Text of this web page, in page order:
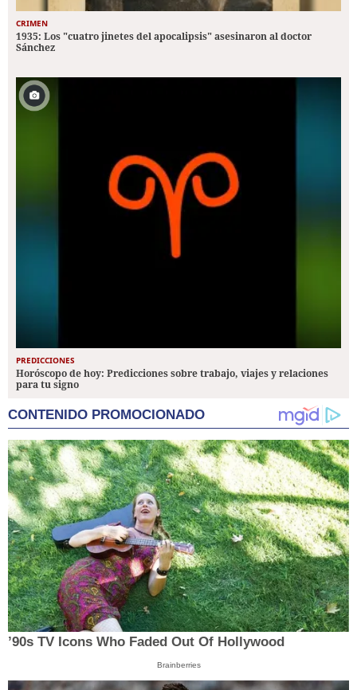
CRIMEN
1935: Los "cuatro jinetes del apocalipsis" asesinaron al doctor
Sánchez
PREDICCIONES
Horóscopo de hoy: Predicciones sobre trabajo, viajes y relaciones
para tu signo
CONTENIDO PROMOCIONADO
’90s TV Icons Who Faded Out Of Hollywood
Brainberries